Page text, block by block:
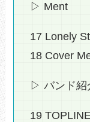
▷ Ment
17 Lonely St
18 Cover
▷ バンド紹
19